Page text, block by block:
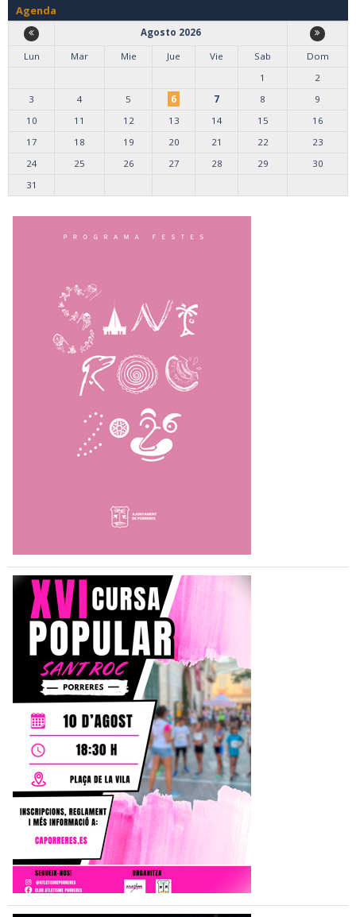
Agenda
Agosto 2026
Lun
Mar Mie Jue Vie Sab
Dom
1
2
3
4 5 6 7 8
9
10
11 12 13 14 15
16
17
18 19 20 21 22
23
24
25 26 27 28 29
30
31